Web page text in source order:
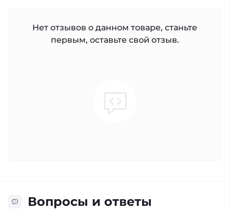
Нет отзывов о данном товаре, станьте
первым, оставьте свой отзыв.
Вопросы и ответы